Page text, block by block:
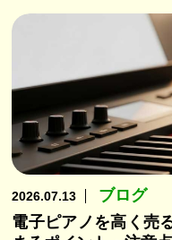
2026.07.13
ブログ
電子ピアノを高く売